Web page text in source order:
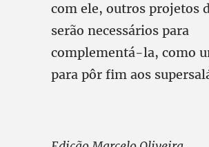
com ele, outros projetos
serão necessários para
complementá-la, como
para pôr fim aos